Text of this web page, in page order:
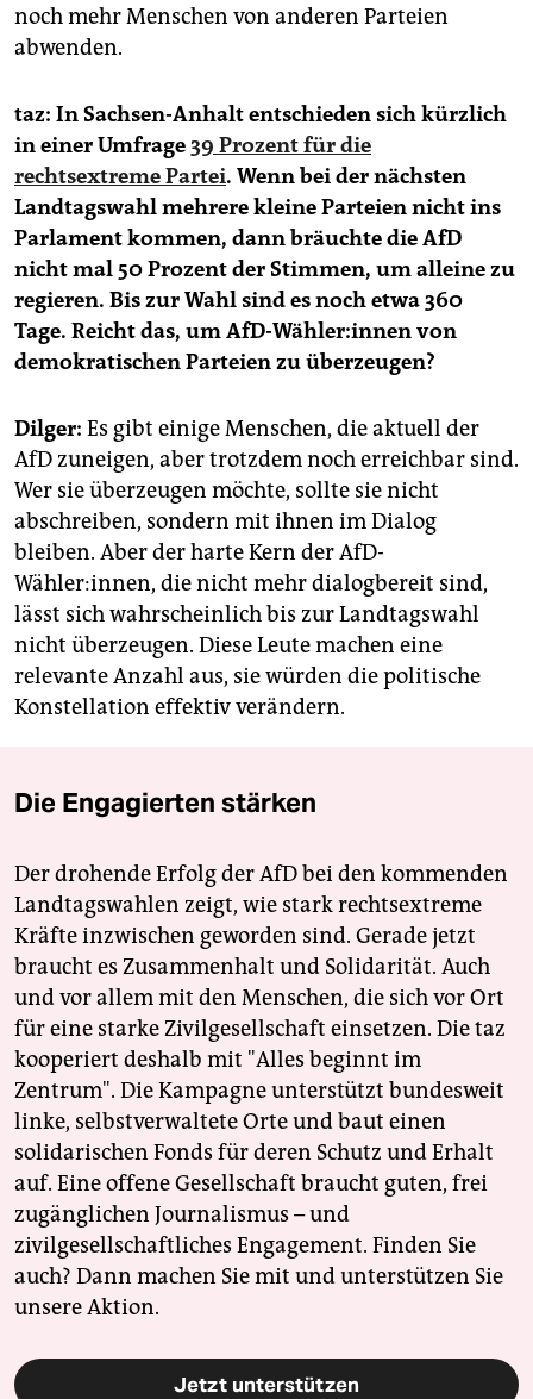
noch mehr Menschen von anderen Parteien
abwenden.
taz: In Sachsen-Anhalt entschieden sich kürzlich
in einer Umfrage 39 Prozent für die
rechtsextreme Partei. Wenn bei der nächsten
Landtagswahl mehrere kleine Parteien nicht ins
Parlament kommen, dann bräuchte die AfD
nicht mal 50 Prozent der Stimmen, um alleine zu
regieren. Bis zur Wahl sind es noch etwa 360
Tage. Reicht das, um AfD-Wähler:innen von
demokratischen Parteien zu überzeugen?
Dilger: Es gibt einige Menschen, die aktuell der
AfD zuneigen, aber trotzdem noch erreichbar sind.
Wer sie überzeugen möchte, sollte sie nicht
abschreiben, sondern mit ihnen im Dialog
bleiben. Aber der harte Kern der AfD-
Wähler:innen, die nicht mehr dialogbereit sind,
lässt sich wahrscheinlich bis zur Landtagswahl
nicht überzeugen. Diese Leute machen eine
relevante Anzahl aus, sie würden die politische
Konstellation effektiv verändern.
Die Engagierten stärken
Der drohende Erfolg der AfD bei den kommenden
Landtagswahlen zeigt, wie stark rechtsextreme
Kräfte inzwischen geworden sind. Gerade jetzt
braucht es Zusammenhalt und Solidarität. Auch
und vor allem mit den Menschen, die sich vor Ort
für eine starke Zivilgesellschaft einsetzen. Die taz
kooperiert deshalb mit "Alles beginnt im
Zentrum". Die Kampagne unterstützt bundesweit
linke, selbstverwaltete Orte und baut einen
solidarischen Fonds für deren Schutz und Erhalt
auf. Eine offene Gesellschaft braucht guten, frei
zugänglichen Journalismus – und
zivilgesellschaftliches Engagement. Finden Sie
auch? Dann machen Sie mit und unterstützen Sie
unsere Aktion.
Jetzt unterstützen